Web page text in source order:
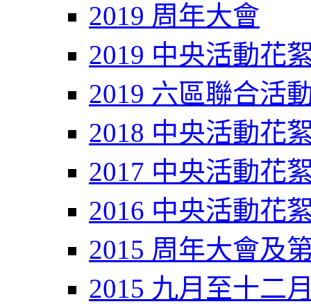
2019 周年大會
2019 中央活動花
2019 六區聯合活
2018 中央活動花
2017 中央活動花
2016 中央活動花
2015 周年大會及
2015 九月至十二